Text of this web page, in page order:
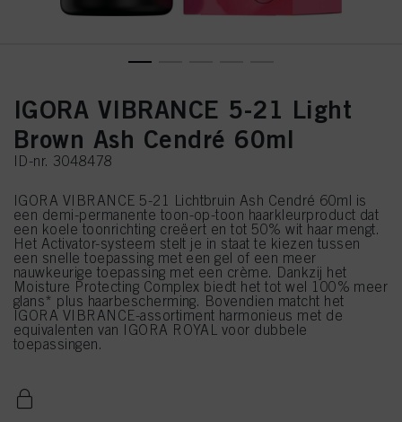
IGORA VIBRANCE 5-21 Light
Brown Ash Cendré 60ml
ID-nr. 3048478
IGORA VIBRANCE 5-21 Lichtbruin Ash Cendré 60ml is
een demi-permanente toon-op-toon haarkleurproduct dat
een koele toonrichting creëert en tot 50% wit haar mengt.
Het Activator-systeem stelt je in staat te kiezen tussen
een snelle toepassing met een gel of een meer
nauwkeurige toepassing met een crème. Dankzij het
Moisture Protecting Complex biedt het tot wel 100% meer
glans* plus haarbescherming. Bovendien matcht het
IGORA VIBRANCE-assortiment harmonieus met de
equivalenten van IGORA ROYAL voor dubbele
toepassingen.